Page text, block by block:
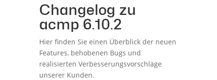
Changelog zu
acmp 6.10.2
Hier finden Sie einen Überblick der neuen
Features, behobenen Bugs und
realisierten Verbesserungsvorschläge
unserer Kunden.